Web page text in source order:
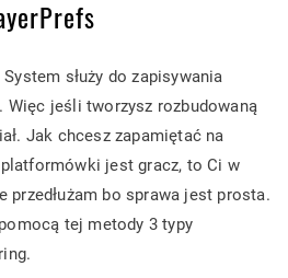
służy do zapisywania
Więc jeśli tworzysz rozbudowaną
Jak chcesz zapamiętać na
jest gracz, to Ci w
przedłużam bo sprawa jest prosta.
tej metody 3 typy